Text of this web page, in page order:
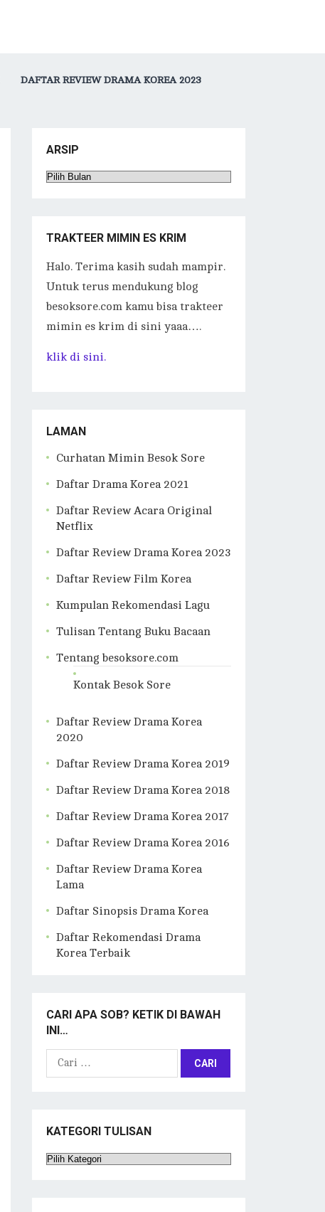
DAFTAR REVIEW DRAMA KOREA 2023
ARSIP
Arsip
TRAKTEER MIMIN ES KRIM
Halo. Terima kasih sudah mampir.
Untuk terus mendukung blog
besoksore.com kamu bisa trakteer
mimin es krim di sini yaaa….
klik di sini.
LAMAN
Curhatan Mimin Besok Sore
Daftar Drama Korea 2021
Daftar Review Acara Original
Netflix
Daftar Review Drama Korea 2023
Daftar Review Film Korea
Kumpulan Rekomendasi Lagu
Tulisan Tentang Buku Bacaan
Tentang besoksore.com
Kontak Besok Sore
Daftar Review Drama Korea
2020
Daftar Review Drama Korea 2019
Daftar Review Drama Korea 2018
Daftar Review Drama Korea 2017
Daftar Review Drama Korea 2016
Daftar Review Drama Korea
Lama
Daftar Sinopsis Drama Korea
Daftar Rekomendasi Drama
Korea Terbaik
CARI APA SOB? KETIK DI BAWAH
INI…
Cari
KATEGORI TULISAN
Kategori